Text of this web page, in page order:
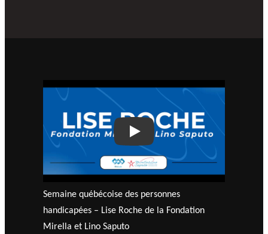
Play
Semaine québécoise des personnes
handicapées – Lise Roche de la Fondation
Mirella et Lino Saputo